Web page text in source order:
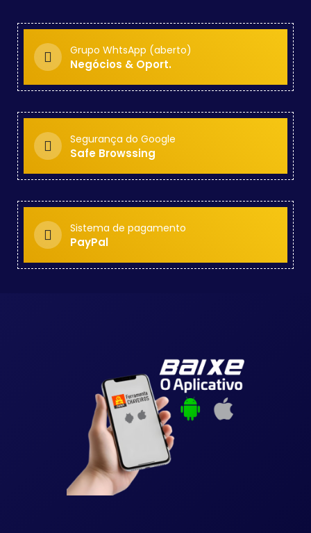
Grupo WhtsApp (aberto)
Negócios & Oport.
Segurança do Google
Safe Browssing
Sistema de pagamento
PayPal